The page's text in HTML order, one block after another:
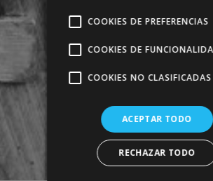
COOKIES DE PREFERENCIAS
COOKIES DE
COOKIES NO CLASIFICADAS
ACEPTAR TODO
RECHAZAR TODO